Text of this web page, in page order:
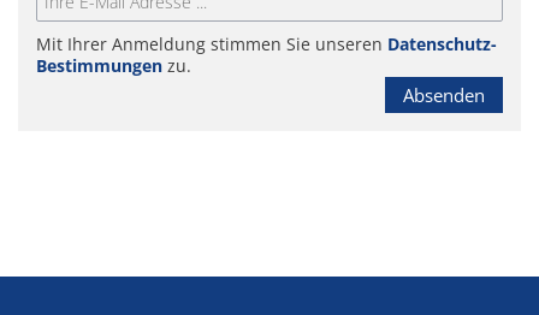
Mit Ihrer Anmeldung stimmen Sie unseren Datenschutz-
Bestimmungen zu.
Absenden